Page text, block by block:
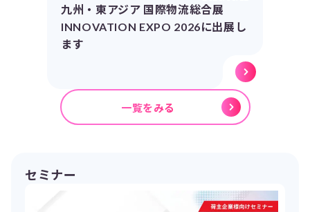
九州・東アジア 国際物流総合展
INNOVATION EXPO 2026に出展し
ます
一覧をみる
セミナー